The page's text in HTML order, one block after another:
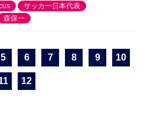
サッカー日本代表
森保一
5 6 7 8 9 10
12